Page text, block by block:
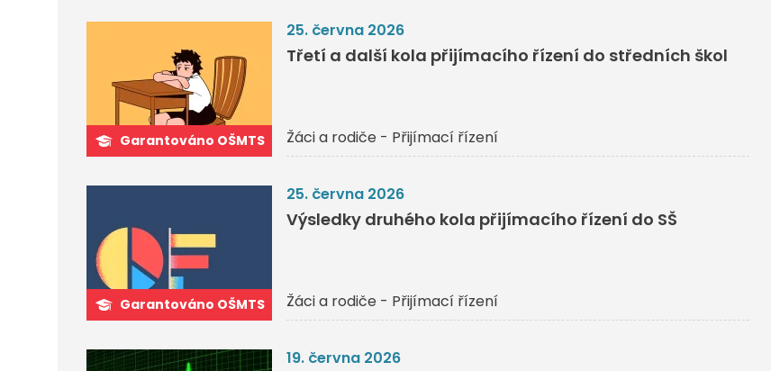
Garantováno OŠMTS
25. června 2026
Třetí a další kola přijímacího řízení do středních škol
Žáci a rodiče - Přijímací řízení
Garantováno OŠMTS
25. června 2026
Výsledky druhého kola přijímacího řízení do SŠ
Žáci a rodiče - Přijímací řízení
19. června 2026